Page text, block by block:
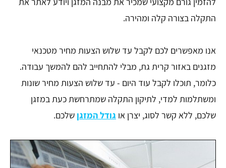
התקלה בצורה קלה ומהירה.
אנו מאפשרים לכם לקבל עד שלוש הצעות מחיר מטכנאי
מזגנים באזור קרית גת, מבלי להתחייב להם להמשך עבודה.
כלומר, תוכלו לקבל עוד היום - עד שלוש הצעות מחיר שונות
ומשתלמות למדי, לתיקון התקלה שמתרחשת כעת במזגן
שלכם, ללא קשר לסוג, יצרן או גודל המזגן שלכם.